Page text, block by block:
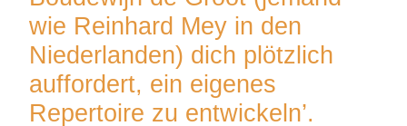
wie Reinhard Mey in den
Niederlanden) dich plötzlich
auffordert, ein eigenes
Repertoire zu entwickeln’.